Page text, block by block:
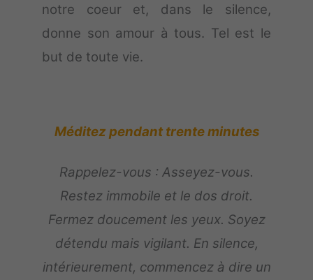
notre coeur et, dans le silence,
donne son amour à tous. Tel est le
but de toute vie.
Méditez pendant trente minutes
Rappelez-vous : Asseyez-vous.
Restez immobile et le dos droit.
Fermez doucement les yeux. Soyez
détendu mais vigilant. En silence,
intérieurement, commencez à dire un